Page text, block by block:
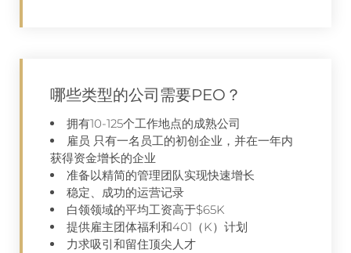
哪些类型的公司需要PEO？
拥有10-125个工作地点的成熟公司
雇员 只有一名员工的初创企业，并在一年内
获得资金增长的企业
准备以精简的管理团队实现快速增长
稳定、成功的运营记录
白领领域的平均工资高于$65K
提供雇主团体福利和401（K）计划
力求吸引和留住顶尖人才